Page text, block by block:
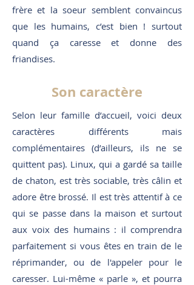
frère et la soeur semblent convaincus
que les humains, c’est bien ! surtout
quand ça caresse et donne des
friandises.
Son caractère
Selon leur famille d’accueil, voici deux
caractères différents mais
complémentaires (d’ailleurs, ils ne se
quittent pas). Linux, qui a gardé sa taille
de chaton, est très sociable, très câlin et
adore être brossé. Il est très attentif à ce
qui se passe dans la maison et surtout
aux voix des humains : il comprendra
parfaitement si vous êtes en train de le
réprimander, ou de l'appeler pour le
caresser. Lui-même « parle », et pourra